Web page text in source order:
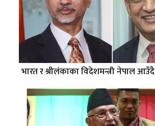
भारत र श्रीलंकाका विदेशमन्त्री नेपाल आउँदै